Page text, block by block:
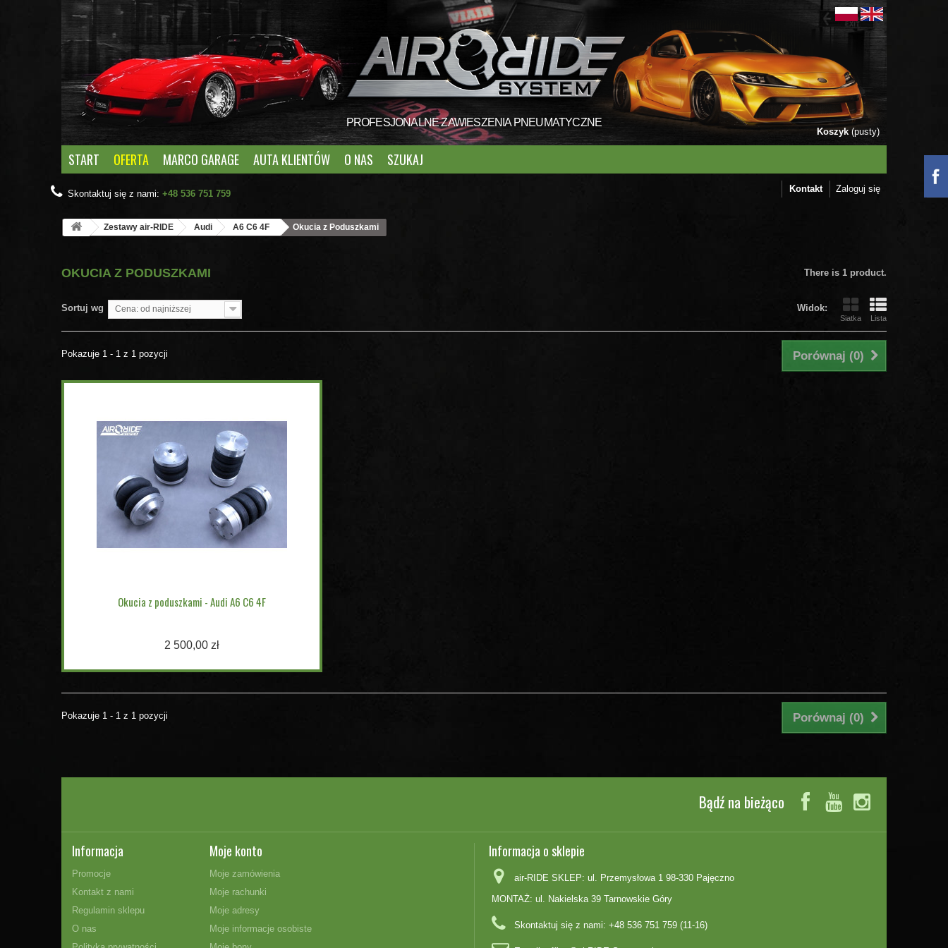
PROFESJONALNE ZAWIESZENIA PNEUMATYCZNE
Koszyk (pusty)
START OFERTA MARCO GARAGE AUTA KLIENTÓW O NAS SZUKAJ
Zaloguj się
Kontakt
Skontaktuj się z nami: +48 536 751 759
Zestawy air-RIDE Audi A6 C6 4F Okucia z Poduszkami
OKUCIA Z PODUSZKAMI There is 1 product.
Widok:
Siatka Lista
Sortuj wg Cena: od najniższej
Porównaj (0)
Pokazuje 1 - 1 z 1 pozycji
Okucia z poduszkami - Audi A6 C6 4F
2 500,00 zł
Porównaj (0)
Pokazuje 1 - 1 z 1 pozycji
Bądź na bieżąco
Informacja
Promocje
Kontakt z nami
Regulamin sklepu
O nas
Moje konto
Moje zamówienia
Moje rachunki
Moje adresy
Moje informacje osobiste
Informacja o sklepie
air-RIDE SKLEP: ul. Przemysłowa 1 98-330 Pajęczno
MONTAŻ: ul. Nakielska 39 Tarnowskie Góry
Skontaktuj się z nami: +48 536 751 759 (11-16)